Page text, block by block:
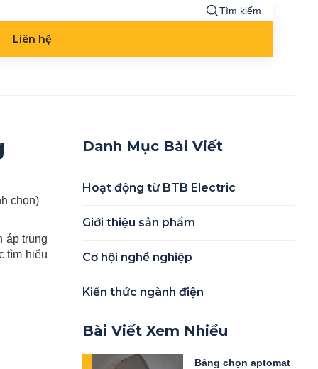
Tìm kiếm
Liên hệ
chọn)
áp trung
tìm hiểu
Danh Mục Bài Viết
Hoạt động từ BTB Electric
Giới thiệu sản phẩm
Cơ hội nghề nghiệp
Kiến thức ngành điện
Bài Viết Xem Nhiều
Bảng chọn aptomat